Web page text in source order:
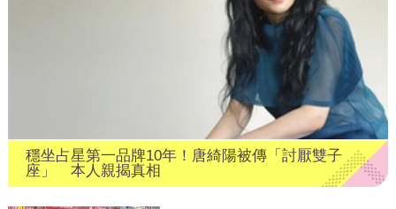
穩坐占星第一品牌10年！唐綺陽被傳「討厭雙子
座」 本人親揭真相